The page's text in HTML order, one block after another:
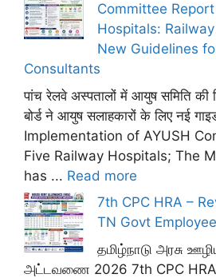
Committee
Hospitals:
New Guidelines
Consultants
पांच रेलवे अस्पतालों में आयुष समिति की
बोर्ड ने आयुष सलाहकारों के लिए नई
Implementation of AYUSH
Five Railway Hospitals; The
has ... Read more
7th CPC HRA –
TN Govt
தமிழ்நாடு அரசு
அட்டவணை 2026 7th CPC HRA